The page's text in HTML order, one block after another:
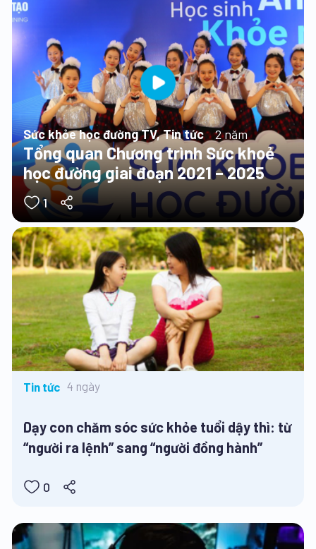
Sức khỏe học đường TV, Tin tức 2 năm
Tổng quan Chương trình Sức khoẻ
học đường giai đoạn 2021 – 2025
1
Tin tức 4 ngày
Dạy con chăm sóc sức khỏe tuổi dậy thì: từ
“người ra lệnh” sang “người đồng hành”
0